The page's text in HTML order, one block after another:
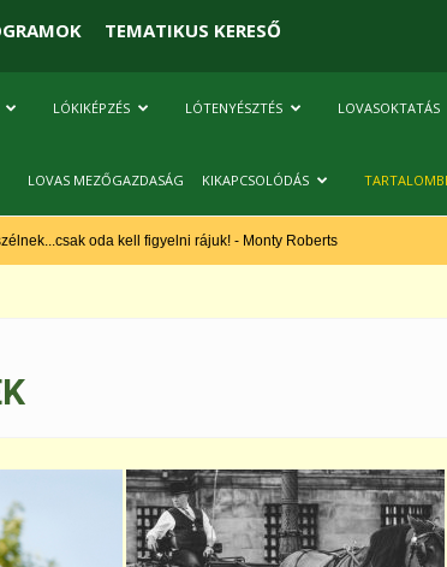
TEMATIKUS KERESŐ
LÓKIKÉPZÉS LÓTENYÉSZTÉS LOVASOKTATÁS
LOVAS MEZŐGAZDASÁG KIKAPCSOLÓDÁS
oda kell figyelni rájuk! - Monty Roberts